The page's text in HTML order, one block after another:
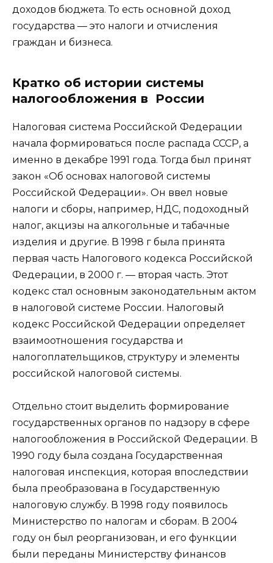
доходов бюджета. То есть основной доход
государства — это налоги и отчисления
граждан и бизнеса.
Кратко об истории системы
налогообложения в России
Налоговая система Российской Федерации
начала формироваться после распада СССР, а
именно в декабре 1991 года. Тогда был принят
закон «Об основах налоговой системы
Российской Федерации». Он ввел новые
налоги и сборы, например, НДС, подоходный
налог, акцизы на алкогольные и табачные
изделия и другие. В 1998 г была принята
первая часть Налогового кодекса Российской
Федерации, в 2000 г. — вторая часть. Этот
кодекс стал основным законодательным актом
в налоговой системе России. Налоговый
кодекс Российской Федерации определяет
взаимоотношения государства и
налогоплательщиков, структуру и элементы
российской налоговой системы.
Отдельно стоит выделить формирование
государственных органов по надзору в сфере
налогообложения в Российской Федерации. В
1990 году была создана Государственная
налоговая инспекция, которая впоследствии
была преобразована в Государственную
налоговую службу. В 1998 году появилось
Министерство по налогам и сборам. В 2004
году он был реорганизован, и его функции
были переданы Министерству финансов